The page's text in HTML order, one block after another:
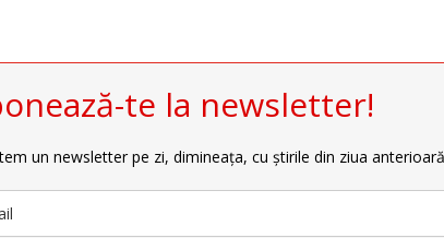
te la newsletter!
un newsletter pe zi, dimineața, cu știrile din ziua